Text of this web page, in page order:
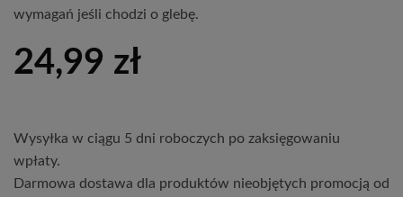
wymagań jeśli chodzi o glebę.
24,99 zł
Wysyłka w ciągu 5 dni roboczych po zaksięgowaniu
wpłaty.
Darmowa dostawa dla produktów nieobjętych promocją od